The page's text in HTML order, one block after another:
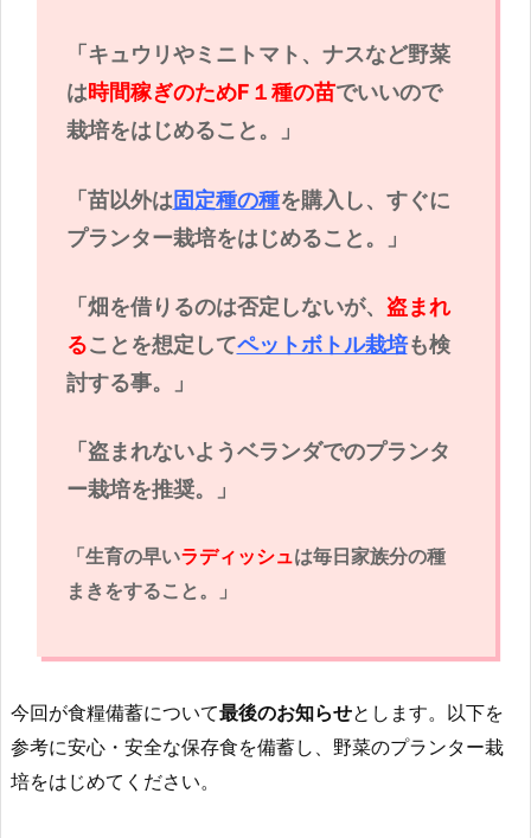
「キュウリやミニトマト、ナスなど野菜
は時間稼ぎのためF１種の苗でいいので
栽培をはじめること。」
「苗以外は固定種の種を購入し、すぐに
プランター栽培をはじめること。」
「畑を借りるのは否定しないが、 盗まれ
ることを想定してペットボトル栽培も検
討する事。」
「盗まれないようベランダでのプランタ
ー栽培を推奨。」
「生育の早いラディッシュは毎日家族分の種
まきをすること。」
今回が食糧備蓄について最後のお知らせとします。以下を
参考に安心・安全な保存食を備蓄し、野菜のプランター栽
培をはじめてください。